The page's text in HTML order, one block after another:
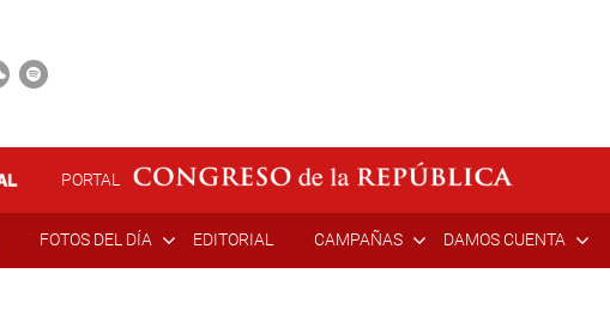
PORTAL
FOTOS DEL DÍA EDITORIAL CAMPAÑAS DAMOS CUENTA